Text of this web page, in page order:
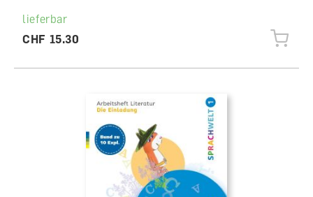
lieferbar
CHF 15.30